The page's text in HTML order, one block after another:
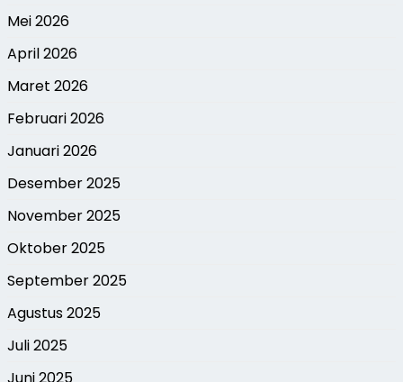
Mei 2026
April 2026
Maret 2026
Februari 2026
Januari 2026
Desember 2025
November 2025
Oktober 2025
September 2025
Agustus 2025
Juli 2025